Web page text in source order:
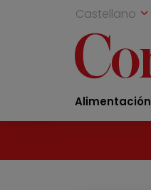
Castellano
Alimentación